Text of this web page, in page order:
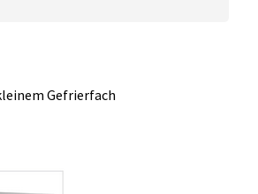
Gefrierfach